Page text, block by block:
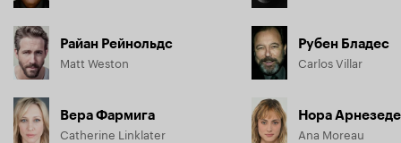
Райан Рейнольдс
Matt Weston
Вера Фармига
Catherine Linklater
Рубен Бладес
Carlos Villar
Нора
Ana Moreau